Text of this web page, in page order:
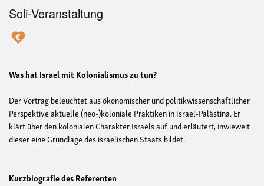
Soli-Veranstaltung
Was hat Israel mit Kolonialismus zu tun?
Der Vortrag beleuchtet aus ökonomischer und politikwissenschaftlicher
Perspektive aktuelle (neo-)koloniale Praktiken in Israel-Palästina. Er
klärt über den kolonialen Charakter Israels auf und erläutert, inwieweit
dieser eine Grundlage des israelischen Staats bildet.
Kurzbiografie des Referenten